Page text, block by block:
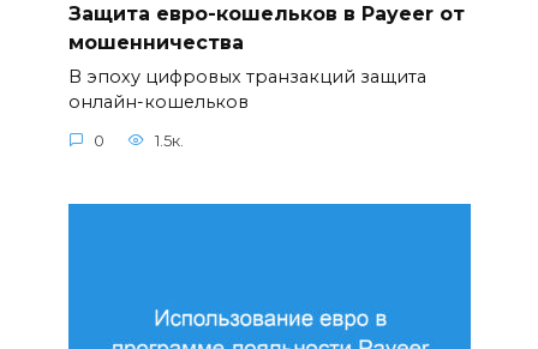
Защита евро-кошельков в Payeer от
мошенничества
В эпоху цифровых транзакций защита
онлайн-кошельков
0 1.5к.